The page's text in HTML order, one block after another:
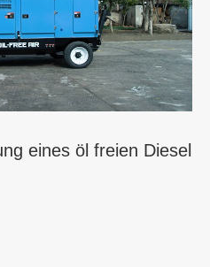
eines öl freien Diesel